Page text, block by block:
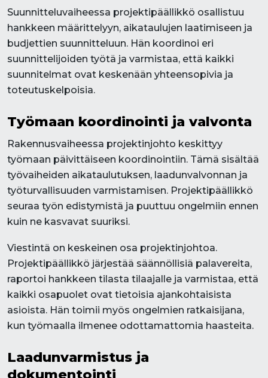
Suunnitteluvaiheessa projektipäällikkö osallistuu
hankkeen määrittelyyn, aikataulujen laatimiseen ja
budjettien suunnitteluun. Hän koordinoi eri
suunnittelijoiden työtä ja varmistaa, että kaikki
suunnitelmat ovat keskenään yhteensopivia ja
toteutuskelpoisia.
Työmaan koordinointi ja valvonta
Rakennusvaiheessa projektinjohto keskittyy
työmaan päivittäiseen koordinointiin. Tämä sisältää
työvaiheiden aikataulutuksen, laadunvalvonnan ja
työturvallisuuden varmistamisen. Projektipäällikkö
seuraa työn edistymistä ja puuttuu ongelmiin ennen
kuin ne kasvavat suuriksi.
Viestintä on keskeinen osa projektinjohtoa.
Projektipäällikkö järjestää säännöllisiä palavereita,
raportoi hankkeen tilasta tilaajalle ja varmistaa, että
kaikki osapuolet ovat tietoisia ajankohtaisista
asioista. Hän toimii myös ongelmien ratkaisijana,
kun työmaalla ilmenee odottamattomia haasteita.
Laadunvarmistus ja
dokumentointi